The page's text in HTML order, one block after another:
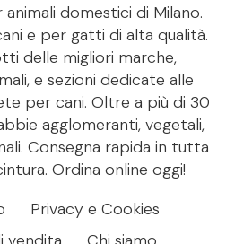
domestici di Milano.
e per gatti di alta qualità.
delle migliori marche,
e sezioni dedicate alle
per cani. Oltre a più di 30
agglomeranti, vegetali,
Consegna rapida in tutta
Ordina online oggi!
Privacy e Cookies